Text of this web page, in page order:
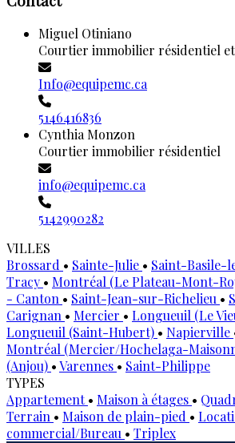
Miguel Otiniano
Courtier immobilier résidentiel
Info@equipemc.ca
5146416836
Cynthia Monzon
Courtier immobilier résidentiel
info@equipemc.ca
5142990282
VILLES
Brossard • Sainte-Julie • Saint-Basile-
Tracy • Montréal (Le Plateau-Mont-
- Canton • Saint-Jean-sur-Richelieu •
Carignan • Mercier • Longueuil (Le
Longueuil (Saint-Hubert) • Napierville
Montréal (Mercier/Hochelaga-
(Anjou) •Varennes • Saint-Philippe
TYPES
Appartement• Maison à étages •
Terrain • Maison de plain-pied •
commercial/Bureau • Triplex